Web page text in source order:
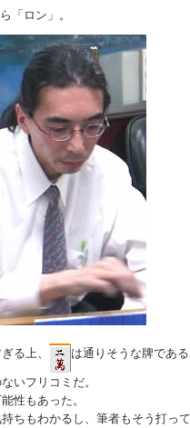
「ロン」。
る上、
は通りそうな牌であ
いフリコミだ。
性もあった。
ちもわかるし、筆者もそう打っ